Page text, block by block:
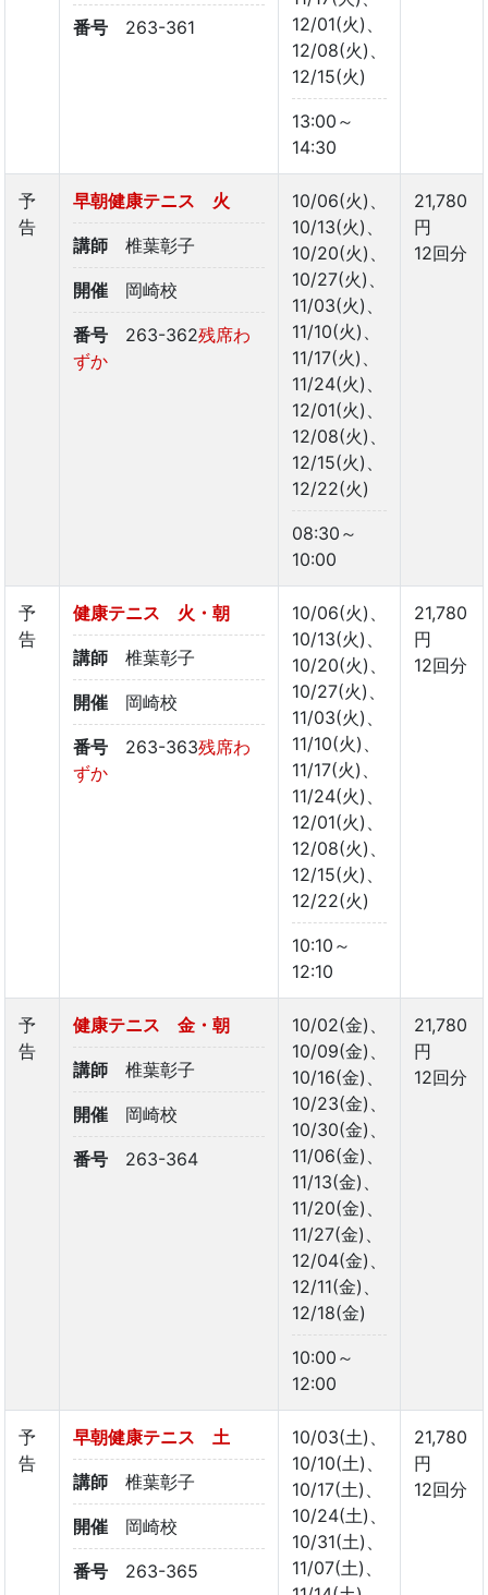
番号 263-361
12/01(火)、
12/08(火)、
12/15(火)
13:00～
14:30
予
告
早朝健康テニス 火
講師 椎葉彰子
開催 岡崎校
番号 263-362残席わ
ずか
10/06(火)、
10/13(火)、
10/20(火)、
10/27(火)、
11/03(火)、
11/10(火)、
11/17(火)、
11/24(火)、
12/01(火)、
12/08(火)、
12/15(火)、
12/22(火)
08:30～
10:00
21,780
円
12回分
予
告
健康テニス 火・朝
講師 椎葉彰子
開催 岡崎校
番号 263-363残席わ
ずか
10/06(火)、
10/13(火)、
10/20(火)、
10/27(火)、
11/03(火)、
11/10(火)、
11/17(火)、
11/24(火)、
12/01(火)、
12/08(火)、
12/15(火)、
12/22(火)
10:10～
12:10
21,780
円
12回分
予
告
健康テニス 金・朝
講師 椎葉彰子
開催 岡崎校
番号 263-364
10/02(金)、
10/09(金)、
10/16(金)、
10/23(金)、
10/30(金)、
11/06(金)、
11/13(金)、
11/20(金)、
11/27(金)、
12/04(金)、
12/11(金)、
12/18(金)
10:00～
12:00
21,780
円
12回分
予
告
早朝健康テニス 土
講師 椎葉彰子
開催 岡崎校
番号 263-365
10/03(土)、
10/10(土)、
10/17(土)、
10/24(土)、
10/31(土)、
11/07(土)、
21,780
円
12回分